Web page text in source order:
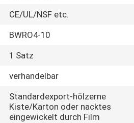
CE/UL/NSF etc.
BWRO4-10
1 Satz
verhandelbar
Standardexport-hölzerne
Kiste/Karton oder nacktes
eingewickelt durch Film